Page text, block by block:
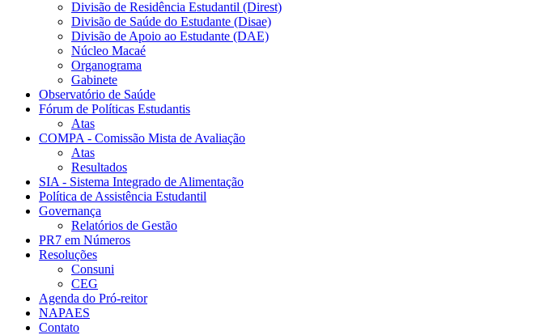
Divisão de Residência Estudantil (Direst)
Divisão de Saúde do Estudante (Disae)
Divisão de Apoio ao Estudante (DAE)
Núcleo Macaé
Organograma
Gabinete
Observatório de Saúde
Fórum de Políticas Estudantis
Atas
COMPA - Comissão Mista de Avaliação
Atas
Resultados
SIA - Sistema Integrado de Alimentação
Política de Assistência Estudantil
Governança
Relatórios de Gestão
PR7 em Números
Resoluções
Consuni
CEG
Agenda do Pró-reitor
NAPAES
Contato